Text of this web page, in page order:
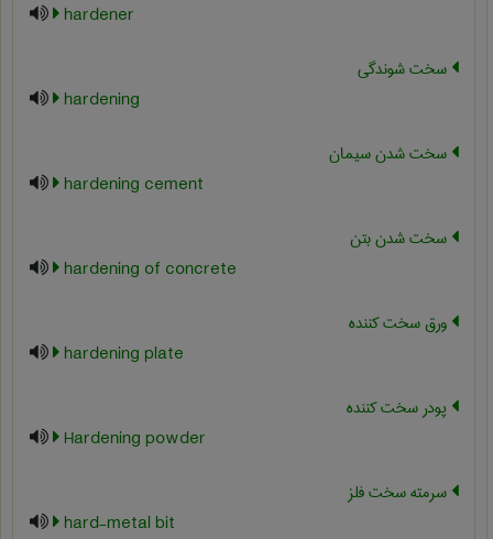
hardener
سخت شوندگی
hardening
سخت شدن سیمان
hardening cement
سخت شدن بتن
hardening of concrete
ورق سخت کننده
hardening plate
پودر سخت کننده
Hardening powder
سرمته سخت فلز
hard-metal bit